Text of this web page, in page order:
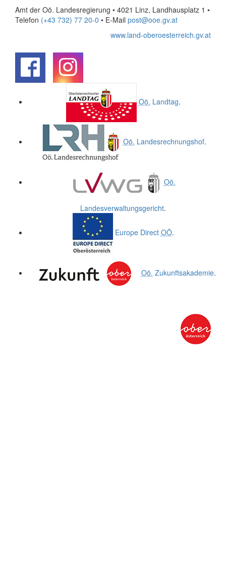
Amt der Oö. Landesregierung • 4021 Linz, Landhausplatz 1 •
Telefon (+43 732) 77 20-0 • E-Mail post@ooe.gv.at
www.land-oberoesterreich.gv.at
Oö. Landtag.
Oö. Landesrechnungshof.
Oö.
Landesverwaltungsgericht.
Europe Direct OÖ.
Oö. Zukunftsakademie.